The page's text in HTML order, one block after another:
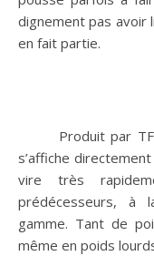
dignement pas avoir
en fait partie.
Produit par
s’affiche
vire très
prédécesseurs, à
gamme. Tant de
même en poids